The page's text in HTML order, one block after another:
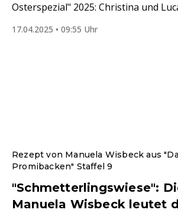
Osterspezial" 2025: Christina und
17.04.2025 • 09:55 Uhr
Rezept von Manuela Wisbeck aus
Promibacken" Staffel 9
"Schmetterlingswiese":
Manuela Wisbeck leutet